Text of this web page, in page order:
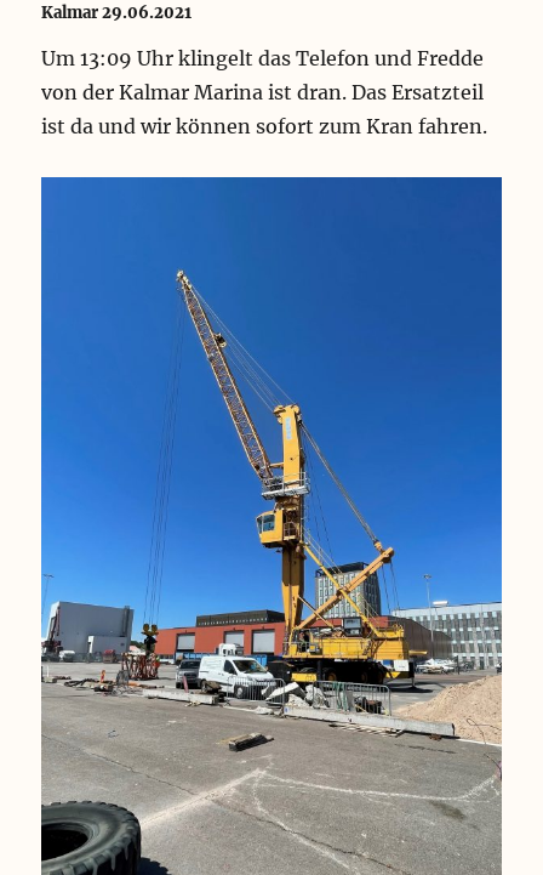
Kalmar 29.06.2021
Um 13:09 Uhr klingelt das Telefon und Fredde
von der Kalmar Marina ist dran. Das Ersatzteil
ist da und wir können sofort zum Kran fahren.